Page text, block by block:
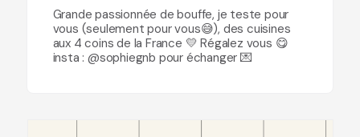
Grande passionnée de bouffe, je teste pour
vous (seulement pour vous😅), des cuisines
aux 4 coins de la France 💛 Régalez vous 😋
insta : @sophiegnb pour échanger 💌